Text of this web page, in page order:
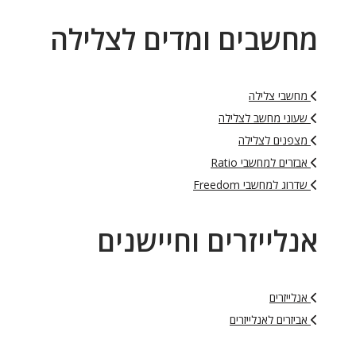
מחשבים ומדים לצלילה
מחשבי צלילה
שעוני מחשב לצלילה
מצפנים לצלילה
אבזרים למחשבי Ratio
שדרוג למחשבי Freedom
אנלייזרים וחיישנים
אנלייזרים
אביזרים לאנלייזרים